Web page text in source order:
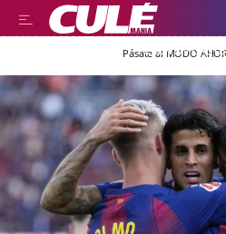
LEER EN
Pásate al MODO